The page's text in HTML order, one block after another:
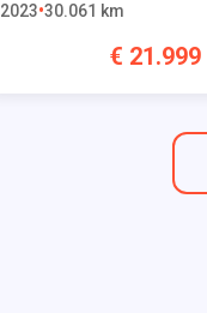
2023 30.061 km
€ 21.999